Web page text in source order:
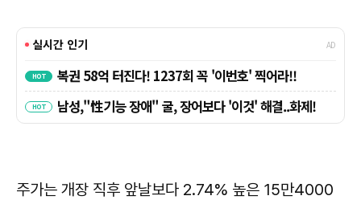
주가는 개장 직후 앞날보다 2.74% 높은 15만4000